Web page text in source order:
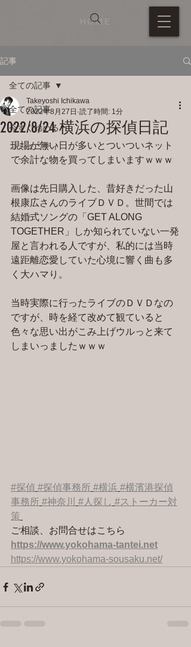
HOME
記事
全ての記事
今すぐ始める
コミュニティ
全ての記事
2022/8/24 横浜の探偵日記
Takeyoshi Ichikawa
2022年8月27日 読了時間: 1分
現場が無い日が多いとついついネット
で余計な物を買ってしまいますｗｗｗ
画像は先日購入した、昔好きだった山
根康広さんのライブＤＶＤ。世間では
結婚式ソングの「GET ALONG
TOGETHER」しか知られていない一発
屋と言われる人ですが、私的には当時
遠距離恋愛していた心境に響く曲も多
く大ハマり。
当時実際に行ったライブのＤＶＤなの
ですが、時を経て改めて観ていると
色々な思い出がこみ上げウルっと来て
しまいっましたｗｗｗ
#探偵 #探偵事務所 #横浜 #横濱港探偵
事務所 #神奈川 #人探し #ストーカー対
策
ご相談、お問合せはこちら
https://www.yokohama-tantei.net
https://www.yokohama-sousaku.net/